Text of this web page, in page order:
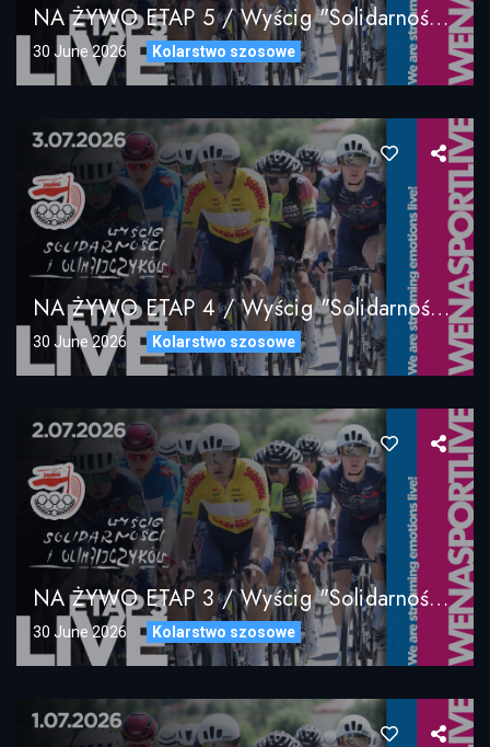
NA ŻYWO ETAP 5 / Wyścig "Solidarności" I Olimpijczyków / 04.07.2026
30 June 2026 Kolarstwo szosowe
NA ŻYWO ETAP 4 / Wyścig "Solidarności" I Olimpijczyków / 03.07.2026
30 June 2026 Kolarstwo szosowe
NA ŻYWO ETAP 3 / Wyścig "Solidarności" I Olimpijczyków / 02.07.2026
30 June 2026 Kolarstwo szosowe